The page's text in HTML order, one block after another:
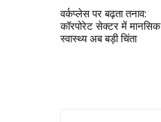
वर्कप्लेस पर बढ़ता तनाव:
कॉरपोरेट सेक्टर में मानसिक
स्वास्थ्य अब बड़ी चिंता